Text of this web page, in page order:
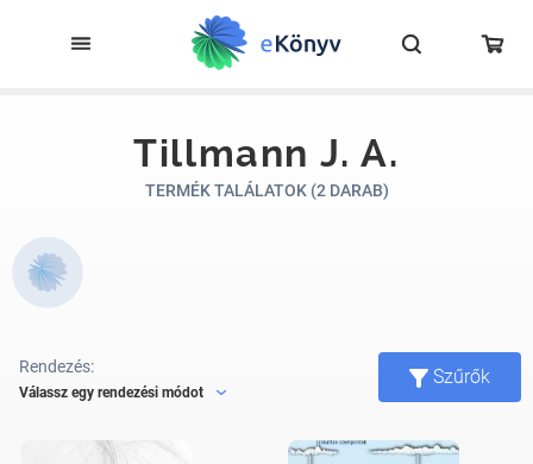
Tillmann J. A.
TERMÉK TALÁLATOK (2 DARAB)
Rendezés:
Válassz egy rendezési módot
Szűrők